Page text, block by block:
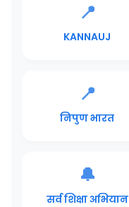
📍
KANNAUJ
📍
निपुण भारत
🔔
सर्व शिक्षा अभियान